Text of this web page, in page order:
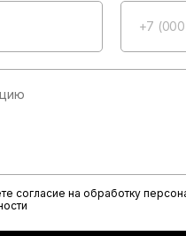
согласие на обработку